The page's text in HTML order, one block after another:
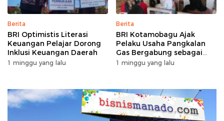
Berita
BRI Optimistis Literasi
Keuangan Pelajar Dorong
Inklusi Keuangan Daerah
1 minggu yang lalu
Berita
BRI Kotamobagu Ajak
Pelaku Usaha Pangkalan
Gas Bergabung sebagai
Agen BRILink
1 minggu yang lalu